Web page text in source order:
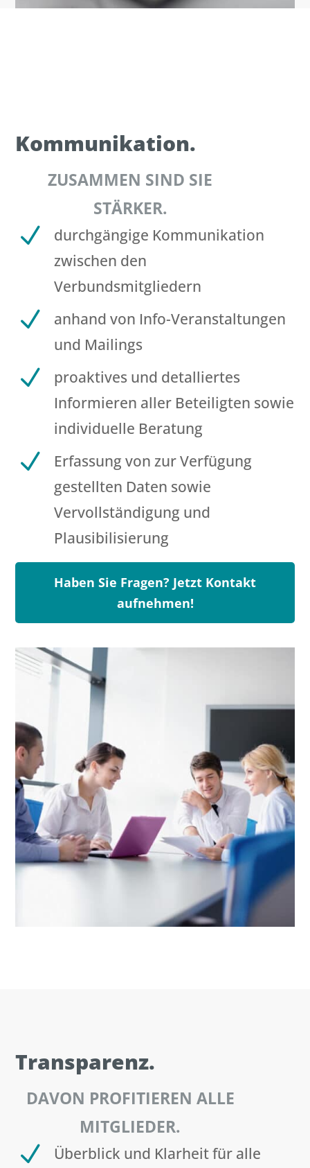
Kommunikation.
ZUSAMMEN SIND SIE
STÄRKER.
N
durchgängige Kommunikation
zwischen den
Verbundsmitgliedern
N
anhand von Info-Veranstaltungen
und Mailings
N
proaktives und detalliertes
Informieren aller Beteiligten sowie
individuelle Beratung
N
Erfassung von zur Verfügung
gestellten Daten sowie
Vervollständigung und
Plausibilisierung
Haben Sie Fragen? Jetzt Kontakt
aufnehmen!
Transparenz.
DAVON PROFITIEREN ALLE
MITGLIEDER.
N Überblick und Klarheit für alle